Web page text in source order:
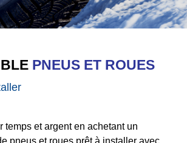
PNEUS ET ROUES
temps et argent en achetant un